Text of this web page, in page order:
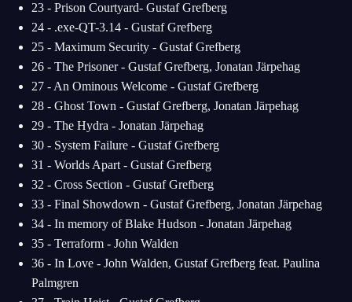
23 - Prison Courtyard- Gustaf Grefberg
24 - .exe-QT-3.14 - Gustaf Grefberg
25 - Maximum Security - Gustaf Grefberg
26 - The Prisoner - Gustaf Grefberg, Jonatan Järpehag
27 - An Ominous Welcome - Gustaf Grefberg
28 - Ghost Town - Gustaf Grefberg, Jonatan Järpehag
29 - The Hydra - Jonatan Järpehag
30 - System Failure - Gustaf Grefberg
31 - Worlds Apart - Gustaf Grefberg
32 - Cross Section - Gustaf Grefberg
33 - Final Showdown - Gustaf Grefberg, Jonatan Järpehag
34 - In memory of Blake Hudson - Jonatan Järpehag
35 - Terraform - John Walden
36 - In Love - John Walden, Gustaf Grefberg feat. Paulina
Palmgren